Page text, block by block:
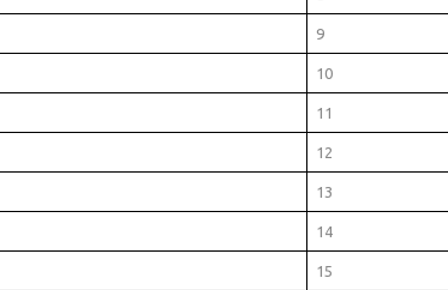
9
10
11
12
13
14
15